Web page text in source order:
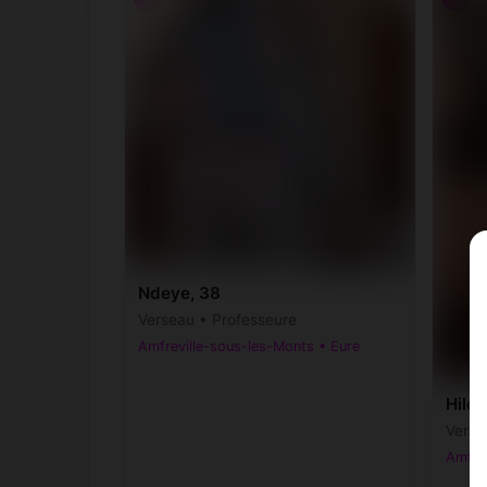
Ndeye, 38
Amfreville-sous-les-Monts • Eure
Hilel,